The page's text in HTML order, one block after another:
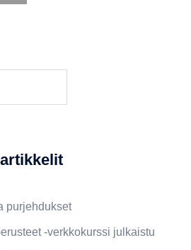
purjehdukset
-verkkokurssi julkaistu